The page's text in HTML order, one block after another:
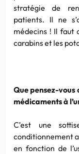
stratégie de
patients. Il ne
médecins ! Il faut
carabins et les
Que pensez-vous
médicaments à
C’est une
conditionnement
en fonction de